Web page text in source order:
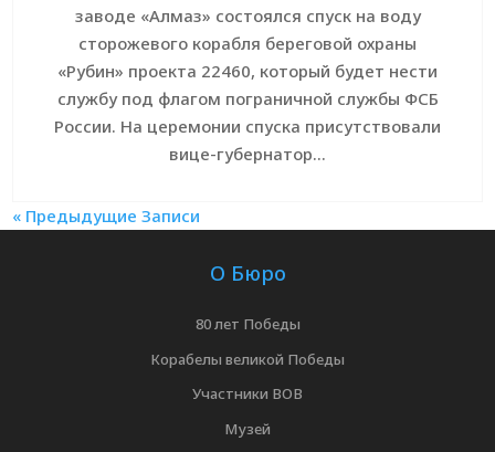
заводе «Алмаз» состоялся спуск на воду
сторожевого корабля береговой охраны
«Рубин» проекта 22460, который будет нести
службу под флагом пограничной службы ФСБ
России. На церемонии спуска присутствовали
вице-губернатор...
« Предыдущие Записи
О Бюро
80 лет Победы
Корабелы великой Победы
Участники ВОВ
Музей